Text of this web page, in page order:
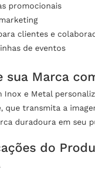
promocionais
clientes e
de eventos
sua Marca
Inox e Metal
que transmita a
duradoura em seu
do